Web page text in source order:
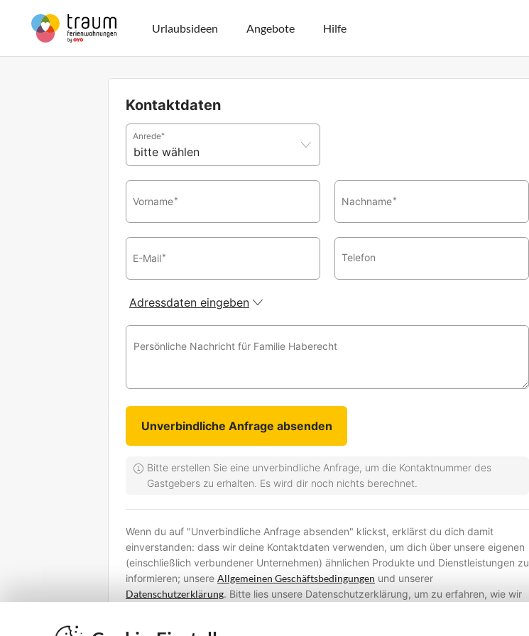
Urlaubsideen Angebote Hilfe
Kontaktdaten
Anrede*
Vorname* Nachname*
E-Mail* Telefon
Adressdaten eingeben
Persönliche Nachricht für Familie Haberecht
Bitte erstellen Sie eine unverbindliche Anfrage, um die Kontaktnummer des
Gastgebers zu erhalten. Es wird dir noch nichts berechnet.
Wenn du auf "Unverbindliche Anfrage absenden" klickst, erklärst du dich damit
einverstanden: dass wir deine Kontaktdaten verwenden, um dich über unsere eigenen
(einschließlich verbundener Unternehmen) ähnlichen Produkte und Dienstleistungen zu
informieren; unsere Allgemeinen Geschäftsbedingungen und unserer
Datenschutzerklärung. Bitte lies unsere Datenschutzerklärung, um zu erfahren, wie wir